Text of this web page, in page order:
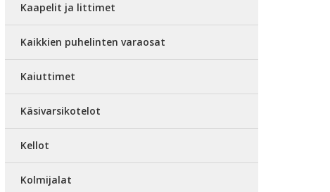
Kaapelit ja littimet
Kaikkien puhelinten varaosat
Kaiuttimet
Käsivarsikotelot
Kellot
Kolmijalat